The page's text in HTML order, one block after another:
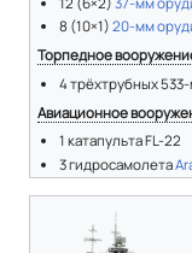
8 (10×1)20-мм
Торпедное
4 трёхтрубных
Авиационное
1 катапульта FL-22
3 гидросамолета